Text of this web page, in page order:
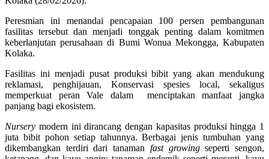
Peresmian ini menandai pencapaian 100 persen pembangunan
fasilitas tersebut dan menjadi tonggak penting dalam komitmen
keberlanjutan perusahaan di Bumi Wonua Mekongga, Kabupaten
Kolaka.
Fasilitas ini menjadi pusat produksi bibit yang akan mendukung
reklamasi, penghijauan, Konservasi spesies local, sekaligus
memperkuat peran Vale dalam menciptakan manfaat jangka
panjang bagi ekosistem.
Nursery modern ini dirancang dengan kapasitas produksi hingga 1
juta bibit pohon setiap tahunnya. Berbagai jenis tumbuhan yang
dikembangkan terdiri dari tanaman fast growingseperti sengon,